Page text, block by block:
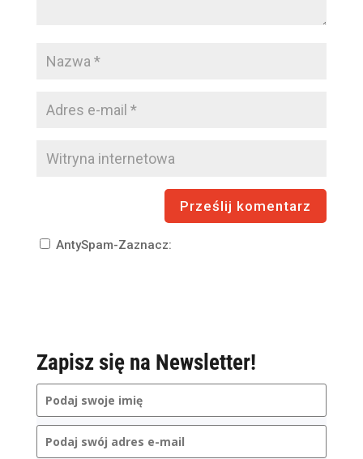
AntySpam-Zaznacz:
Zapisz się na Newsletter!